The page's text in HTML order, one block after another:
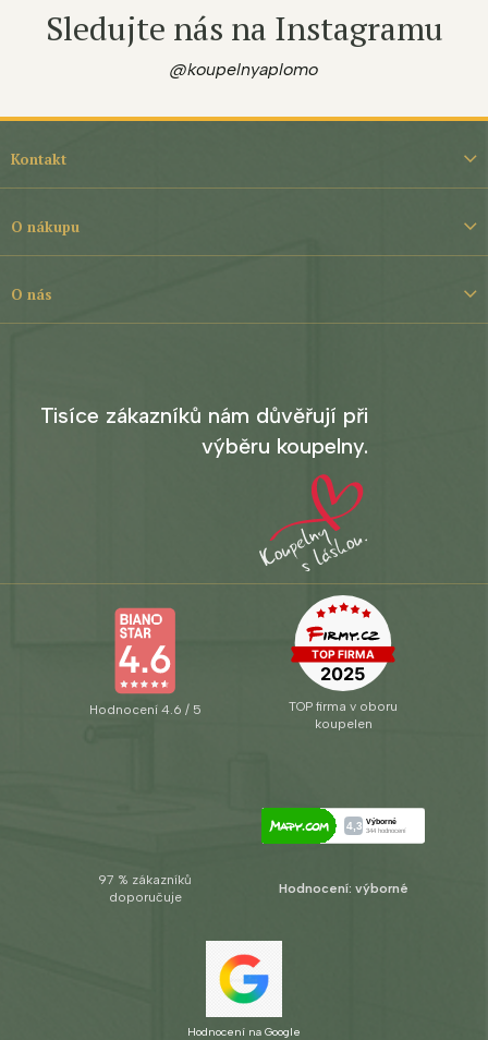
Sledujte nás na Instagramu
@koupelnyaplomo
Z
í
Kontakt
O nákupu
O nás
Tisíce zákazníků nám důvěřují při
výběru koupelny.
Hodnocení 4.6 / 5
TOP firma v oboru
koupelen
97 % zákazníků
doporučuje
Hodnocení: výborné
Hodnocení na Google